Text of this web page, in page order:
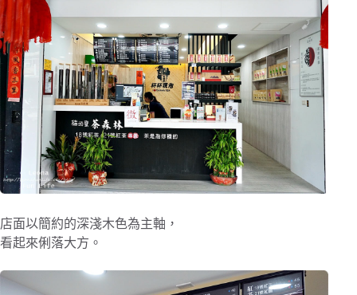
店面以簡約的深淺木色為主軸，
看起來俐落大方。